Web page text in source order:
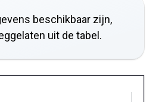
beschikbaar zijn,
uit de tabel.